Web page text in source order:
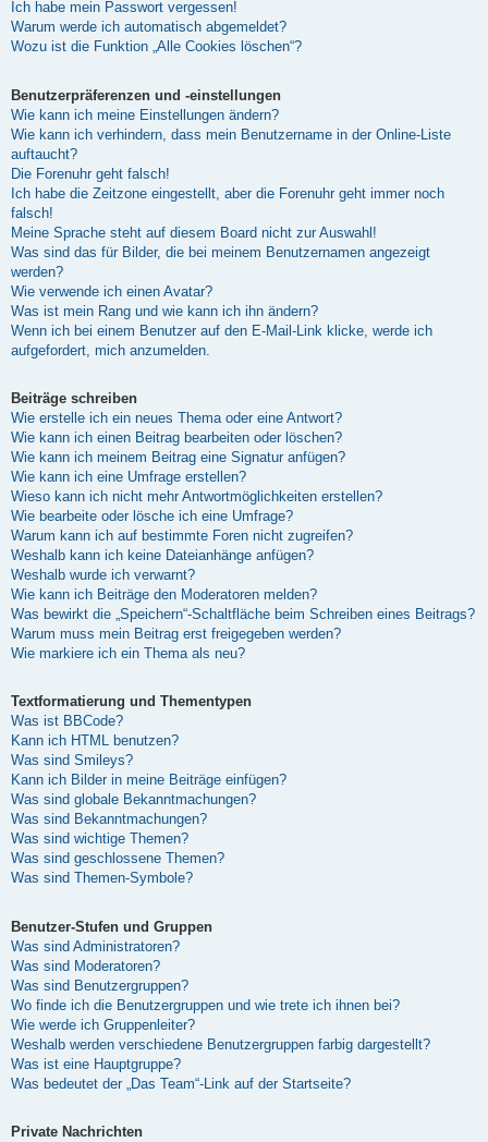
Ich habe mein Passwort vergessen!
Warum werde ich automatisch abgemeldet?
Wozu ist die Funktion „Alle Cookies löschen“?
Benutzerpräferenzen und -einstellungen
Wie kann ich meine Einstellungen ändern?
Wie kann ich verhindern, dass mein Benutzername in der Online-Liste
auftaucht?
Die Forenuhr geht falsch!
Ich habe die Zeitzone eingestellt, aber die Forenuhr geht immer noch
falsch!
Meine Sprache steht auf diesem Board nicht zur Auswahl!
Was sind das für Bilder, die bei meinem Benutzernamen angezeigt
werden?
Wie verwende ich einen Avatar?
Was ist mein Rang und wie kann ich ihn ändern?
Wenn ich bei einem Benutzer auf den E-Mail-Link klicke, werde ich
aufgefordert, mich anzumelden.
Beiträge schreiben
Wie erstelle ich ein neues Thema oder eine Antwort?
Wie kann ich einen Beitrag bearbeiten oder löschen?
Wie kann ich meinem Beitrag eine Signatur anfügen?
Wie kann ich eine Umfrage erstellen?
Wieso kann ich nicht mehr Antwortmöglichkeiten erstellen?
Wie bearbeite oder lösche ich eine Umfrage?
Warum kann ich auf bestimmte Foren nicht zugreifen?
Weshalb kann ich keine Dateianhänge anfügen?
Weshalb wurde ich verwarnt?
Wie kann ich Beiträge den Moderatoren melden?
Was bewirkt die „Speichern“-Schaltfläche beim Schreiben eines Beitrags?
Warum muss mein Beitrag erst freigegeben werden?
Wie markiere ich ein Thema als neu?
Textformatierung und Thementypen
Was ist BBCode?
Kann ich HTML benutzen?
Was sind Smileys?
Kann ich Bilder in meine Beiträge einfügen?
Was sind globale Bekanntmachungen?
Was sind Bekanntmachungen?
Was sind wichtige Themen?
Was sind geschlossene Themen?
Was sind Themen-Symbole?
Benutzer-Stufen und Gruppen
Was sind Administratoren?
Was sind Moderatoren?
Was sind Benutzergruppen?
Wo finde ich die Benutzergruppen und wie trete ich ihnen bei?
Wie werde ich Gruppenleiter?
Weshalb werden verschiedene Benutzergruppen farbig dargestellt?
Was ist eine Hauptgruppe?
Was bedeutet der „Das Team“-Link auf der Startseite?
Private Nachrichten